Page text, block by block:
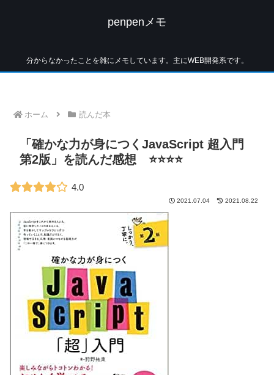
penpenメモ
分からなかったことを雑にメモしています。主にWEB開発系です。
ホーム 読んだ本
「確かな力が身につくJavaScript 超入門
第2版」を読んだ感想 ⭐⭐⭐⭐
4.0
2021.07.04 2021.08.22